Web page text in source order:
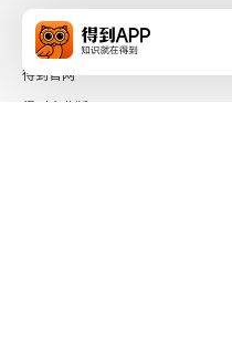
未来教育的变与不变
相关链接：
得到官网